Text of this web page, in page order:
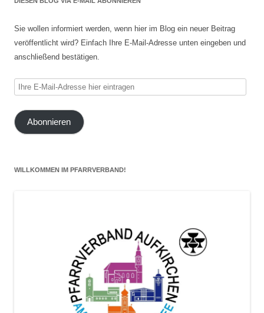
Sie wollen informiert werden, wenn hier im Blog ein neuer Beitrag
veröffentlicht wird? Einfach Ihre E-Mail-Adresse unten eingeben und
anschließend bestätigen.
Ihre
Mail-
Adresse
Abonnieren
WILLKOMMEN IM PFARRVERBAND!